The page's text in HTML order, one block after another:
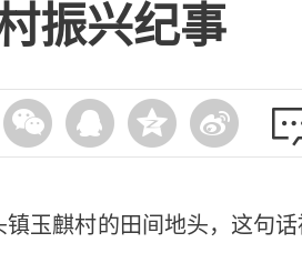
振兴纪事
玉麒村的田间地头，这句